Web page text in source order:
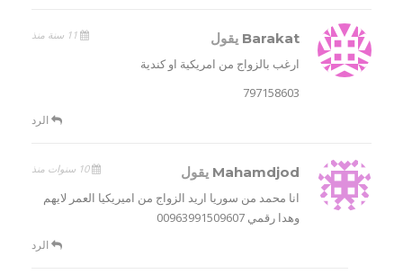
Barakat يقول
ارغب بالزواج من امريكية او كندية
797158603
الرد
Mahamdjod يقول 10 سنوات منذ
انا محمد من سوريا اريد الزواج من اميريكيا العمر لايهم
وهدا رقمي 00963991509607
الرد